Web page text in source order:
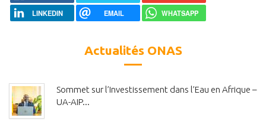
LINKEDIN
EMAIL WHATSAPP
Actualités ONAS
Sommet sur l’Investissement dans l’Eau en Afrique –
UA-AIP...